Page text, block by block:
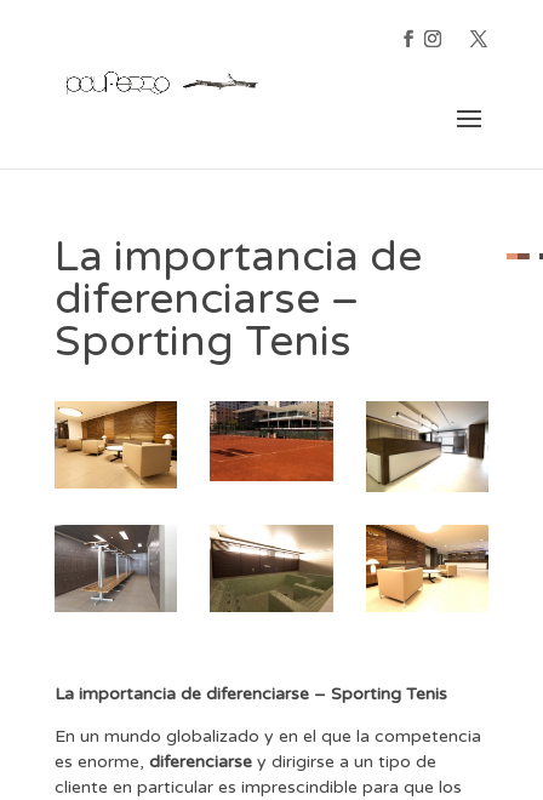
La importancia de
diferenciarse –
Sporting Tenis
La importancia de diferenciarse – SportingTenis
En un mundo globalizado y en el que la competencia
es enorme, diferenciarsey dirigirse a un tipo de
cliente en particular es imprescindible para que los